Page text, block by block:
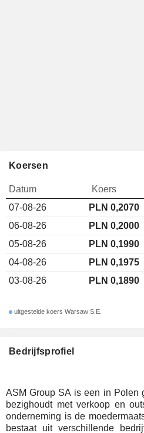
Bedrijfsprofiel
ASM Group SA is een in Polen
bezighoudt met verkoop en
onderneming is de
bestaat uit verschillende
Koersen
Datum Koers
07-08-26
PLN 0,2070
06-08-26
PLN 0,2000
05-08-26
PLN 0,1990
04-08-26
PLN 0,1975
03-08-26
PLN 0,1890
uitgestelde koers Warsaw S.E.